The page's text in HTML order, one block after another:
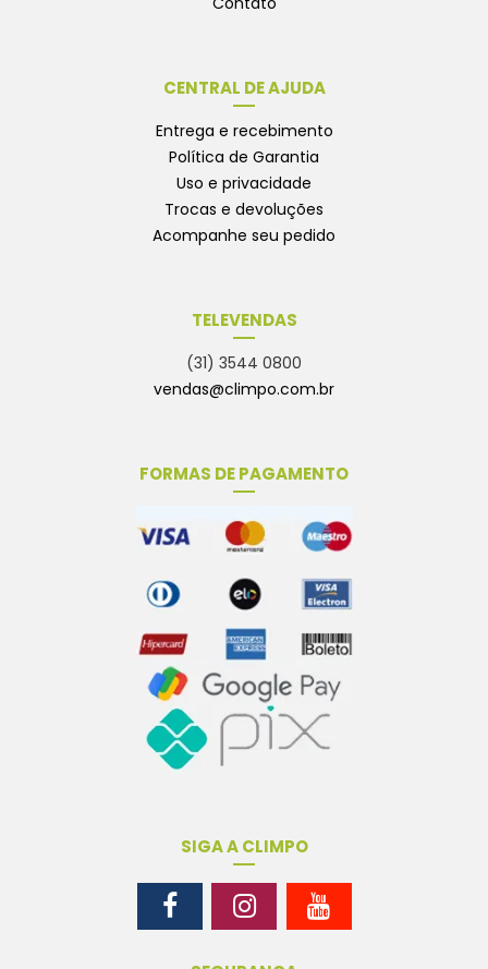
CENTRAL DE AJUDA
Entrega e recebimento
Política de Garantia
Uso e privacidade
Trocas e devoluções
Acompanhe seu pedido
TELEVENDAS
(31) 3544 0800
vendas@climpo.com.br
FORMAS DE PAGAMENTO
SIGA A CLIMPO